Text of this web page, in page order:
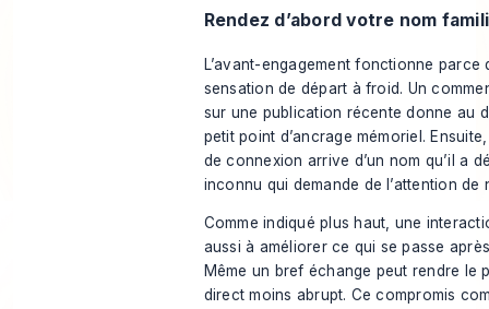
Rendez d’abord votre nom
L’avant-engagement fonctionne parce
sensation de départ à froid. Un
sur une publication récente donne au
petit point d’ancrage mémoriel.
de connexion arrive d’un nom qu’il a
inconnu qui demande de l’attention de
Comme indiqué plus haut, une
aussi à améliorer ce qui se passe
Même un bref échange peut rendre le
direct moins abrupt. Ce compromis